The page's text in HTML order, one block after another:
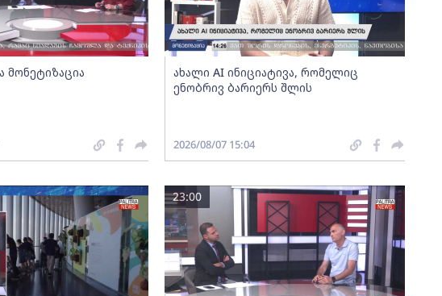
ახალი AI ინიციატივა, რომელიც
ენობრივ ბარიერს შლის
2026/08/07 15:04
23:00